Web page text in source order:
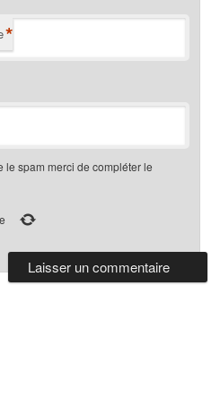
*
le spam merci de compléter le